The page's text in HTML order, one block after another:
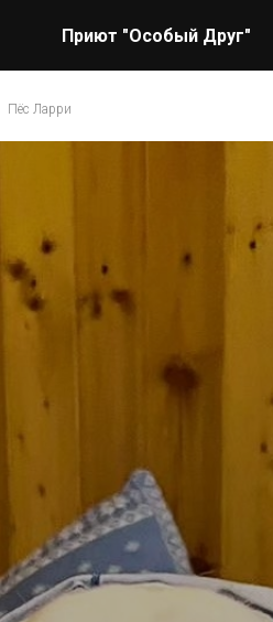
Приют "Особый Друг"
Пёс Ларри